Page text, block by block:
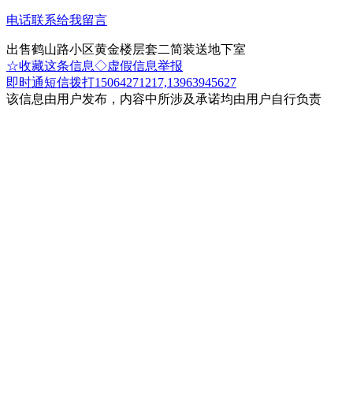
电话联系给我留言
出售鹤山路小区黄金楼层套二简装送地下室
☆收藏这条信息◇虚假信息举报
即时通短信拨打15064271217,13963945627
该信息由用户发布，内容中所涉及承诺均由用户自行负责